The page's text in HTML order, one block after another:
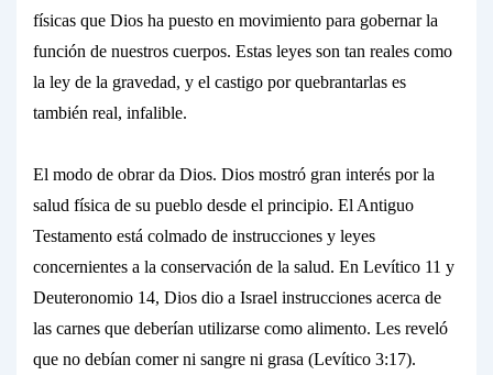
físicas que Dios ha puesto en movimiento para gobernar la
función de nuestros cuerpos. Estas leyes son tan reales como
la ley de la gravedad, y el castigo por quebrantarlas es
también real, infalible.
El modo de obrar da Dios. Dios mostró gran interés por la
salud física de su pueblo desde el principio. El Antiguo
Testamento está colmado de instrucciones y leyes
concernientes a la conservación de la salud. En Levítico 11 y
Deuteronomio 14, Dios dio a Israel instrucciones acerca de
las carnes que deberían utilizarse como alimento. Les reveló
que no debían comer ni sangre ni grasa (Levítico 3:17).